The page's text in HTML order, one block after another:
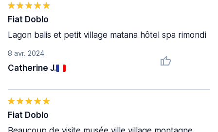
8 avr. 2024
Catherine J.
Fiat Doblo
Lagon balis et petit village matana hôtel spa rimondi
Fiat Doblo